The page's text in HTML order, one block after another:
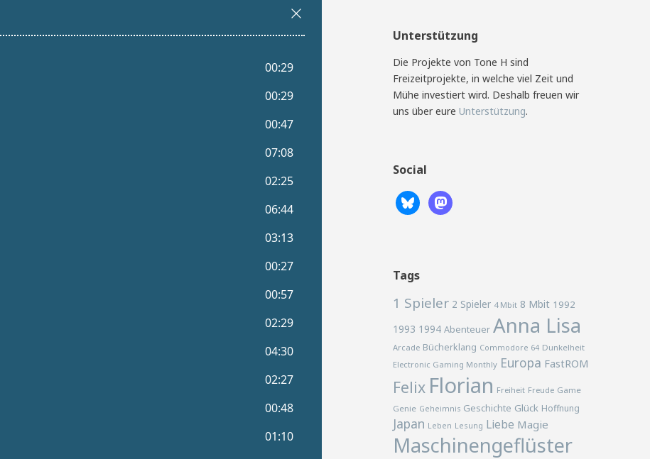
Unterstützung
Die Projekte von Tone H sind
Freizeitprojekte, in welche viel Zeit und
Mühe investiert wird. Deshalb freuen wir
uns über eure Unterstützung.
Social
Tags
1 Spieler 2 Spieler 4 Mbit 8 Mbit 1992
1993 1994 Abenteuer Anna Lisa
Arcade Bücherklang Commodore 64 Dunkelheit
Electronic Gaming Monthly Europa FastROM
Felix Florian Freiheit Freude Game
Genie Geheimnis Geschichte Glück Hoffnung
Japan Leben Lesung Liebe Magie
Maschinengeflüster